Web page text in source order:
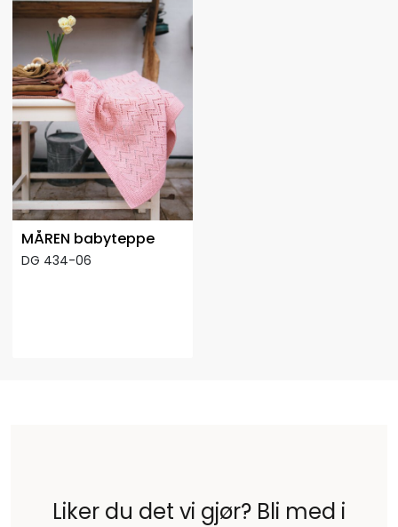
MÅREN babyteppe
DG 434-06
Liker du det vi gjør? Bli med i